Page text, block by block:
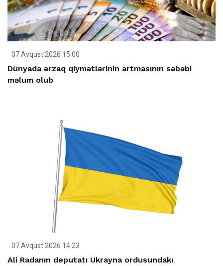
07 Avqust 2026 15:00
Dünyada ərzaq qiymətlərinin artmasının səbəbi
məlum olub
07 Avqust 2026 14:23
Ali Radanın deputatı Ukrayna ordusundakı